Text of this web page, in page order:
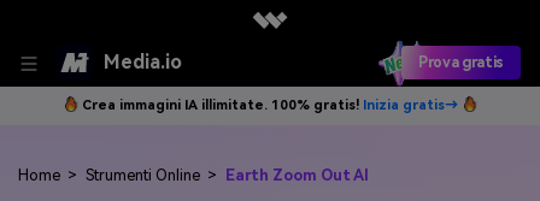
Media.io Prova gratis
Crea immagini IA illimitate. 100% gratis! Inizia gratis→
Home > Strumenti Online > Earth Zoom Out AI